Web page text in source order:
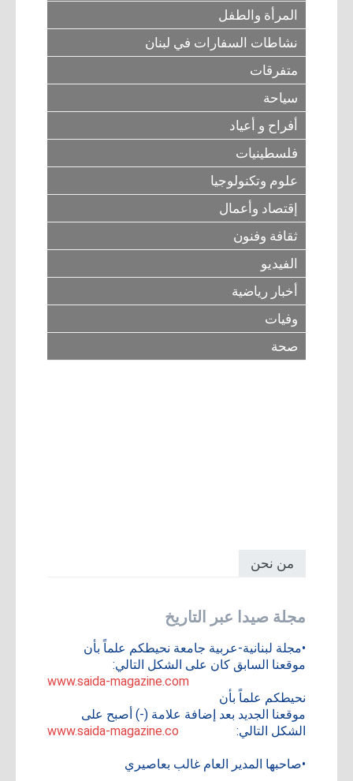
المرأة والطفل
نشاطات السفارات في لبنان
متفرقات
سياحة
أفراح و أعياد
فلسطينيات
علوم وتكنولوجيا
إقتصاد وأعمال
ثقافة وفنون
الفيديو
أخبار رياضية
وفيات
صحة
من نحن
مجلة صيدا عبر التاريخ
•مجلة لبنانية-عربية جامعة نحيطكم علماً بأن
موقعنا السابق كان على الشكل التالي:
www.saida-magazine.com
نحيطكم علماً بأن
موقعنا الجديد بعد إضافة علامة (-) أصبح على
الشكل التالي:
www.saida-magazine.co
•صاحبها المدير العام غالب بعاصيري